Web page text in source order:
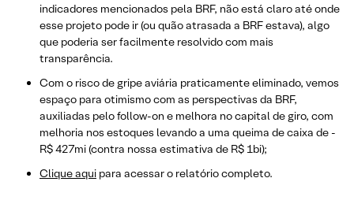
indicadores mencionados pela BRF, não está claro até onde
esse projeto pode ir (ou quão atrasada a BRF estava), algo
que poderia ser facilmente resolvido com mais
transparência.
Com o risco de gripe aviária praticamente eliminado, vemos
espaço para otimismo com as perspectivas da BRF,
auxiliadas pelo follow-on e melhora no capital de giro, com
melhoria nos estoques levando a uma queima de caixa de -
R$ 427mi (contra nossa estimativa de R$ 1bi);
Clique aqui para acessar o relatório completo.